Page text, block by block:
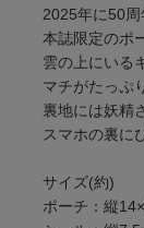
2025年に50
本誌限定のポ
雲の上にいる
マチがたっぷ
裏地には妖精
スマホの裏に
サイズ(約)
ポーチ：縦